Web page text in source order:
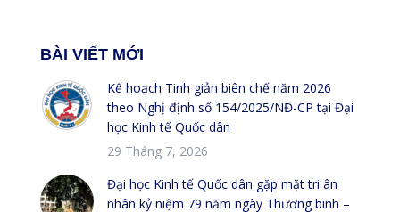
BÀI VIẾT MỚI
Kế hoạch Tinh giản biên chế năm 2026
theo Nghị định số 154/2025/NĐ-CP tại Đại
học Kinh tế Quốc dân
29 Tháng 7, 2026
Đại học Kinh tế Quốc dân gặp mặt tri ân
nhân kỷ niệm 79 năm ngày Thương binh –